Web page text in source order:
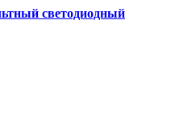
светодиодный